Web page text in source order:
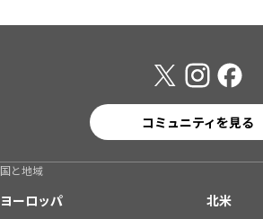
コミュニティを見る
国と地域
ヨーロッパ
北米